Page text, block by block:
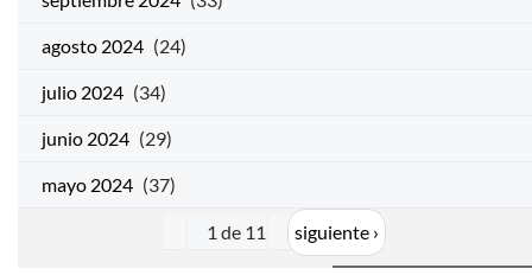
agosto 2024 (24)
julio 2024 (34)
junio 2024 (29)
mayo 2024 (37)
1 de 11 siguiente ›